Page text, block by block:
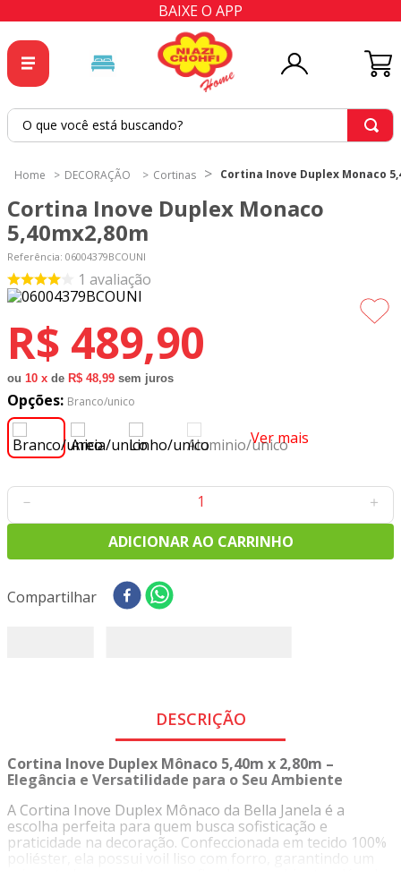
BAIXE O APP
O que você está buscando?
DECORAÇÃO Cortinas Cortina Inove Duplex Monaco
Cortina Inove Duplex Monaco
5,40mx2,80m
Referência: 06004379BCOUNI
1 avaliação
R$ 489,90
ou 10 x de R$ 48,99 sem juros
Opções: Branco/unico
Ver mais
＋
－
ADICIONAR AO CARRINHO
Compartilhar
DESCRIÇÃO
Cortina Inove Duplex Mônaco 5,40m x 2,80m –
Elegância e Versatilidade para o Seu Ambiente
A Cortina Inove Duplex Mônaco da Bella Janela é a
escolha perfeita para quem busca sofisticação e
praticidade na decoração. Confeccionada em tecido 100%
poliéster, ela possui voil liso com forro, garantindo um
2º
tapete
cortina
4º
tecido percal
6º
percal
7º
tecido tricoline
8º
tricoline digital
9º
tecido oxford